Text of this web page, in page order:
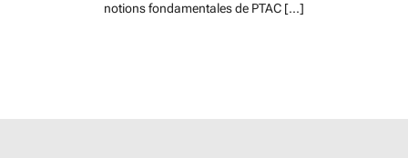
notions fondamentales de PTAC [...]